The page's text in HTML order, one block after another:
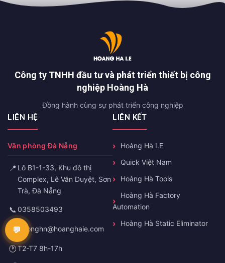
Công ty TNHH đầu tư và phát triển thiết bị công
nghiệp Hoàng Hà
Đồng hành cùng sự phát triển công nghiệp
LIÊN HỆ
Văn phòng Đà Nẵng
📍 Lô B1-1-33, Khu đô thị
Complex, Lê Văn Duyệt, Sơn
Trà, Đà Nẵng
📞 0358503493
✉️truonghn@hoanghaie.com
🕐T2-T7 8h-17h
LIÊN KẾT
Hoàng Hà I.E
Quick Việt Nam
Hoàng Hà Tools
Hoàng Hà Factory
Automation
Hoàng Hà Static Eliminator